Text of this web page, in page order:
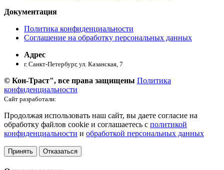
Документация
Политика конфиденциальности
Соглашение на обработку персональных данных
Адрес
г. Санкт-Петербург, ул. ​Казанская, 7
© Кон-Траст", все права защищены Политика
конфиденциальности
Сайт разработали:
Продолжая использовать наш сайт, вы даете согласие на
обработку файлов cookie и соглашаетесь с политикой
конфиденциальности и обработкой персональных данных
Принять Отказаться